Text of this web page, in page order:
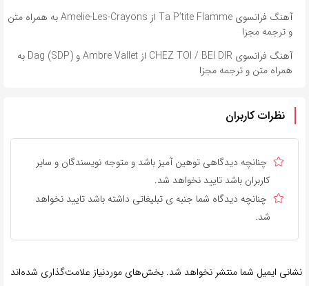
آهنگ فرانسوی Ta P’tite Flamme از Amelie-Les-Crayons به همراه متن
و ترجمه مجزا
آهنگ فرانسوی CHEZ TOI / BEI DIR از Ambre Vallet و Dag (SDP) به
همراه متن و ترجمه مجزا
نظرات کاربران
چنانچه دیدگاهی توهین آمیز باشد و متوجه نویسندگان و سایر
کاربران باشد تایید نخواهد شد.
چنانچه دیدگاه شما جنبه ی تبلیغاتی داشته باشد تایید نخواهد
شد.
نشانی ایمیل شما منتشر نخواهد شد. بخش‌های موردنیاز علامت‌گذاری شده‌اند